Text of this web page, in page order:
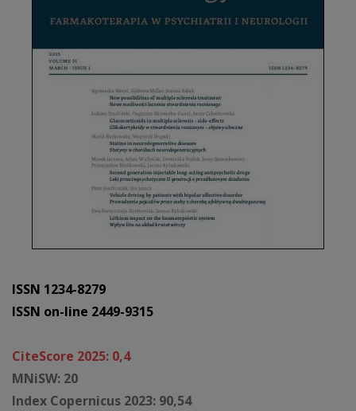
ISSN 1234-8279
ISSN on-line 2449-9315
CiteScore 2025: 0,4
MNiSW: 20
Index Copernicus 2023: 90,54